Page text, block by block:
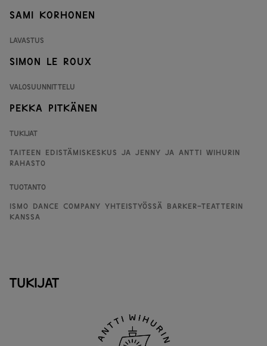
Sami Korhonen
Lavastus
Simon le Roux
Valosuunnittelu
Pekka Pitkänen
Tukijat
Taiteen edistämiskeskus ja Jenny ja Antti Wihurin
rahasto
Tuotanto
Ismo Dance Company yhteistyössä Barker-teatterin
kanssa
Tukijat